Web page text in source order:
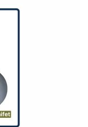
de CANAL+
la fondation
à Félix
Tristan Gaugué,
ont réalisé la